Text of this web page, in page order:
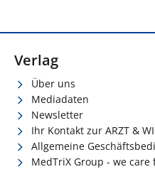
Verlag
Über uns
Mediadaten
Newsletter
Ihr Kontakt zur ARZT &
Allgemeine
MedTriX Group - we